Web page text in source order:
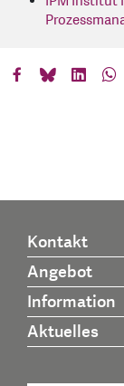
Kontakt
Angebot
Information
Aktuelles